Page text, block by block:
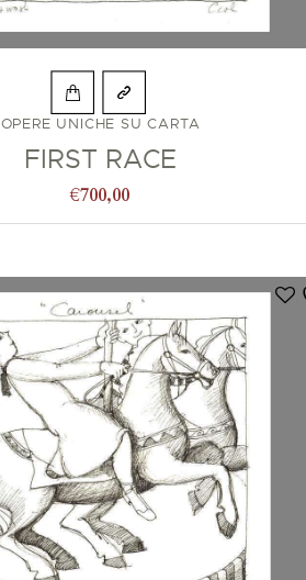
OPERE UNICHE SU CARTA
FIRST RACE
€700,00